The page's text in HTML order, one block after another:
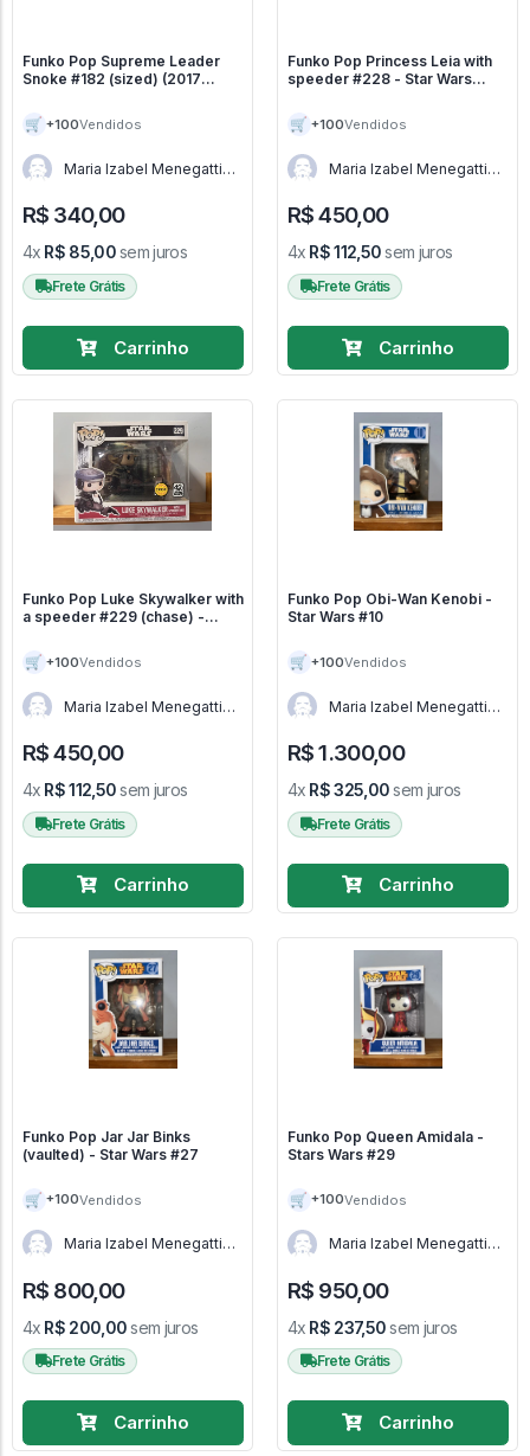
Funko Pop Supreme Leader
Snoke #182 (sized) (2017
#182
🛒 +100Vendidos
Maria Izabel Menegatti
R$ 340,00
4x R$ 85,00sem juros
Frete Grátis
Carrinho
Funko Pop Princess Leia with
speeder #228 - Star Wars
🛒 +100Vendidos
Maria Izabel Menegatti
R$ 450,00
4x R$ 112,50sem juros
Frete Grátis
Carrinho
Funko Pop Luke Skywalker with
a speeder #229 (chase) -
🛒 +100Vendidos
Maria Izabel Menegatti
R$ 450,00
4x R$ 112,50sem juros
Frete Grátis
Carrinho
Funko Pop Obi-Wan Kenobi -
Star Wars #10
🛒 +100Vendidos
Maria Izabel Menegatti
R$ 1.300,00
4x R$ 325,00sem juros
Frete Grátis
Carrinho
Funko Pop Jar Jar Binks
(vaulted) - Star Wars #27
🛒 +100Vendidos
Maria Izabel Menegatti
R$ 800,00
4x R$ 200,00sem juros
Frete Grátis
Carrinho
Funko Pop Queen Amidala -
Stars Wars #29
🛒 +100Vendidos
Maria Izabel Menegatti
R$ 950,00
4x R$ 237,50sem juros
Frete Grátis
Carrinho